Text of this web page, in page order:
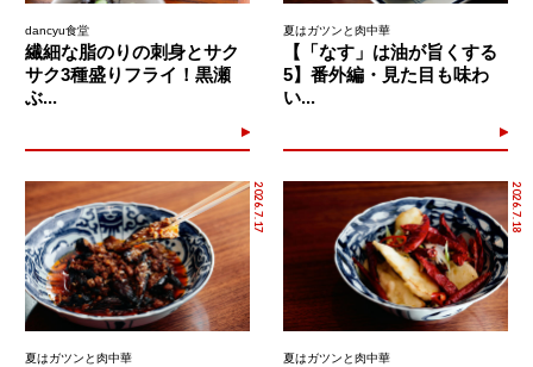
dancyu食堂
繊細な脂のりの刺身とサク
サク3種盛りフライ！黒瀬
ぶ...
夏はガツンと肉中華
【「なす」は油が旨くする
5】番外編・見た目も味わ
い...
2026.7.17
夏はガツンと肉中華
2026.7.18
夏はガツンと肉中華